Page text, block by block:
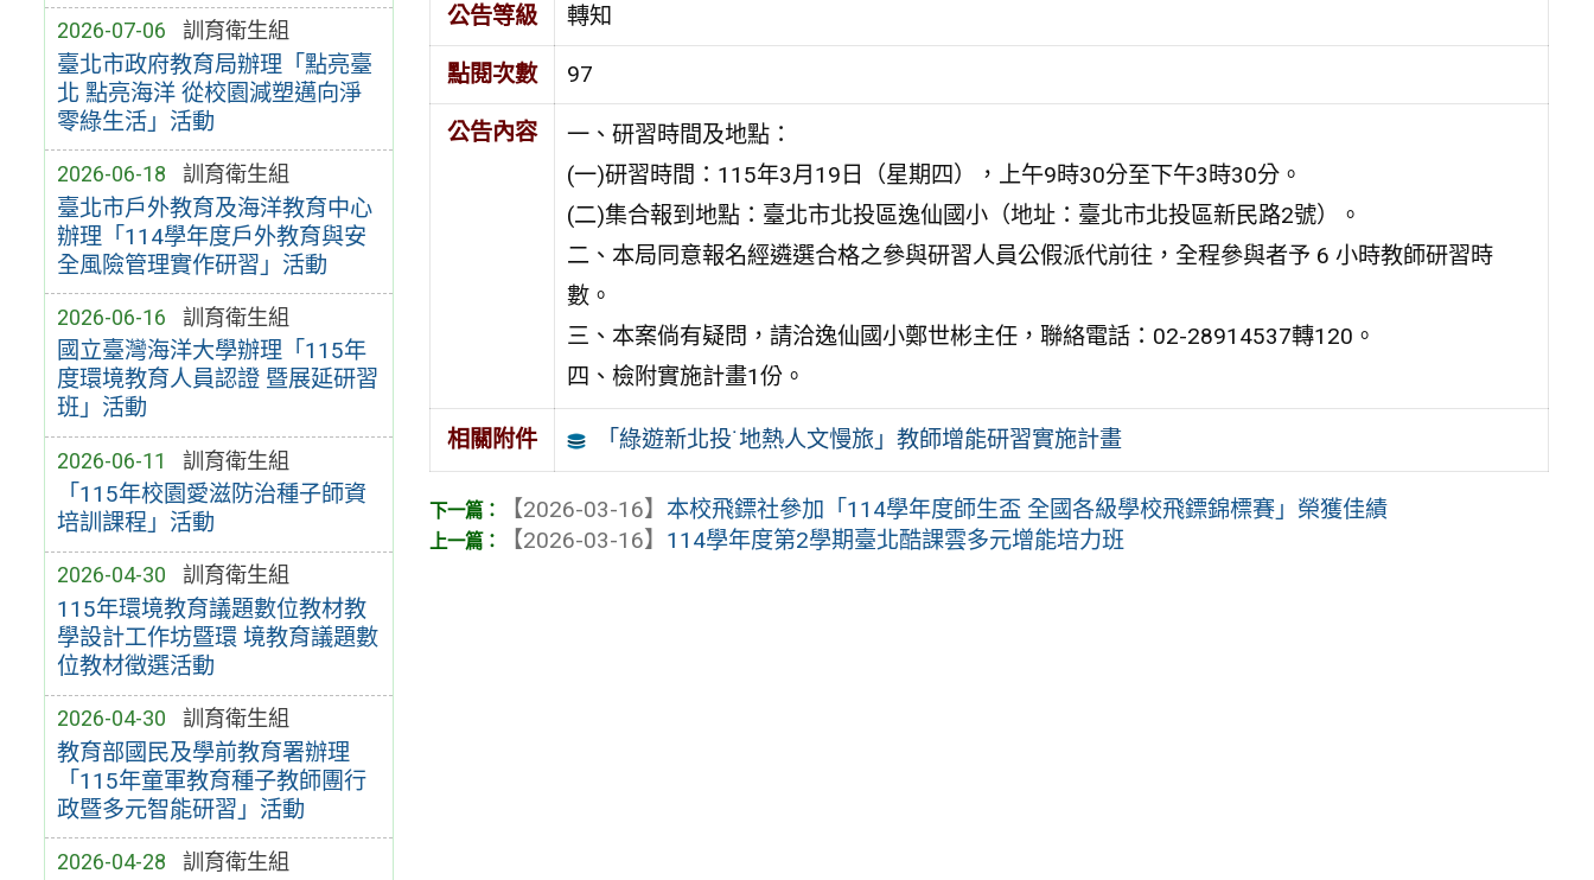
2026-07-06 訓育衛生組
臺北市政府教育局辦理「點亮臺
北 點亮海洋 從校園減塑邁向淨
零綠生活」活動
2026-06-18 訓育衛生組
臺北市戶外教育及海洋教育中心
辦理「114學年度戶外教育與安
全風險管理實作研習」活動
2026-06-16 訓育衛生組
國立臺灣海洋大學辦理「115年
度環境教育人員認證 暨展延研習
班」活動
2026-06-11 訓育衛生組
「115年校園愛滋防治種子師資
培訓課程」活動
2026-04-30 訓育衛生組
115年環境教育議題數位教材教
學設計工作坊暨環 境教育議題數
位教材徵選活動
2026-04-30 訓育衛生組
教育部國民及學前教育署辦理
「115年童軍教育種子教師團行
政暨多元智能研習」活動
2026-04-28 訓育衛生組
公告等級 轉知
點閱次數 97
公告內容
一、研習時間及地點：
(一)研習時間：115年3月19日（星期四），上午9時30分至下午3時30分。
(二)集合報到地點：臺北市北投區逸仙國小（地址：臺北市北投區新民路2號）。
二、本局同意報名經遴選合格之參與研習人員公假派代前往，全程參與者予 6 小時教師研習時
數。
三、本案倘有疑問，請洽逸仙國小鄭世彬主任，聯絡電話：02-28914537轉120。
四、檢附實施計畫1份。
相關附件 「綠遊新北投˙地熱人文慢旅」教師增能研習實施計畫
【2026-03-16】 本校飛鏢社參加「114學年度師生盃 全國各級學校飛鏢錦標賽」榮獲佳績
【2026-03-16】 114學年度第2學期臺北酷課雲多元增能培力班